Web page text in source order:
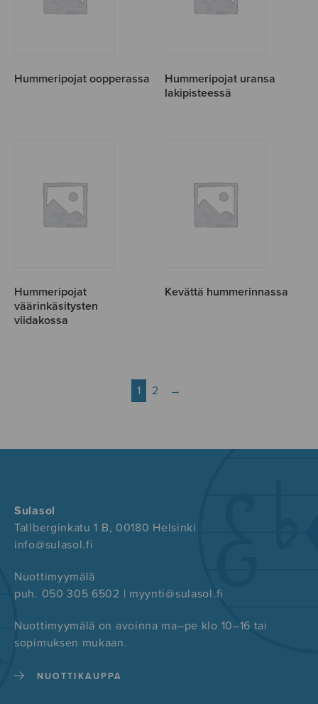
Hummeripojat oopperassa
Hummeripojat uransa
lakipisteessä
Hummeripojat
väärinkäsitysten
viidakossa
Kevättä hummerinnassa
1 2 →
Sulasol
Tallberginkatu 1 B, 00180 Helsinki
info@sulasol.fi
Nuottimyymälä
puh. 050 305 6502 | myynti@sulasol.fi
Nuottimyymälä on avoinna ma–pe klo 10–16 tai
sopimuksen mukaan.
NUOTTIKAUPPA